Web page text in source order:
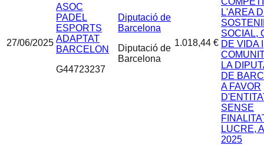
27/06/2025
ASOC
PADEL
ESPORTS
ADAPTAT
BARCELON
G44723237
Diputació de
Barcelona
Diputació de
Barcelona
1.018,44 €
L'AREA
SOCIAL,
DE VIDA I
LA
DE
A FAVOR
SENSE
LUCRE,
2025